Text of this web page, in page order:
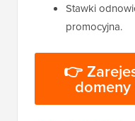
Stawki
promocyjna.
👉